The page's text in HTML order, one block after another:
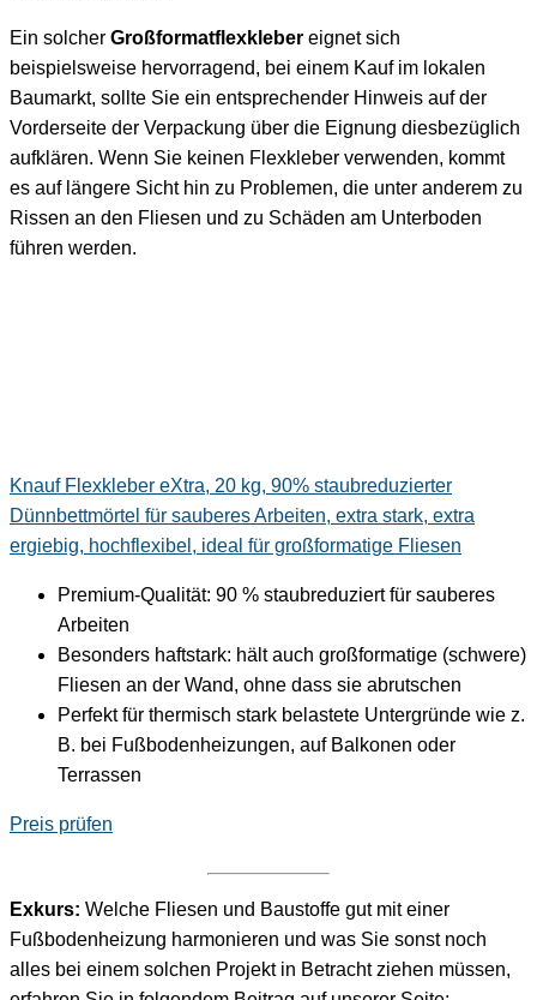
Ein solcher Großformatflexkleber eignet sich
beispielsweise hervorragend, bei einem Kauf im lokalen
Baumarkt, sollte Sie ein entsprechender Hinweis auf der
Vorderseite der Verpackung über die Eignung diesbezüglich
aufklären. Wenn Sie keinen Flexkleber verwenden, kommt
es auf längere Sicht hin zu Problemen, die unter anderem zu
Rissen an den Fliesen und zu Schäden am Unterboden
führen werden.
Knauf Flexkleber eXtra, 20 kg, 90% staubreduzierter
Dünnbettmörtel für sauberes Arbeiten, extra stark, extra
ergiebig, hochflexibel, ideal für großformatige Fliesen
Premium-Qualität: 90 % staubreduziert für sauberes
Arbeiten
Besonders haftstark: hält auch großformatige (schwere)
Fliesen an der Wand, ohne dass sie abrutschen
Perfekt für thermisch stark belastete Untergründe wie z.
B. bei Fußbodenheizungen, auf Balkonen oder
Terrassen
Preis prüfen
Exkurs: Welche Fliesen und Baustoffe gut mit einer
Fußbodenheizung harmonieren und was Sie sonst noch
alles bei einem solchen Projekt in Betracht ziehen müssen,